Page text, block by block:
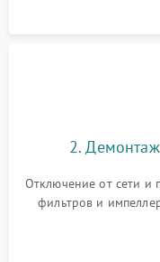
2.
Отключение от сети и
фильтров и